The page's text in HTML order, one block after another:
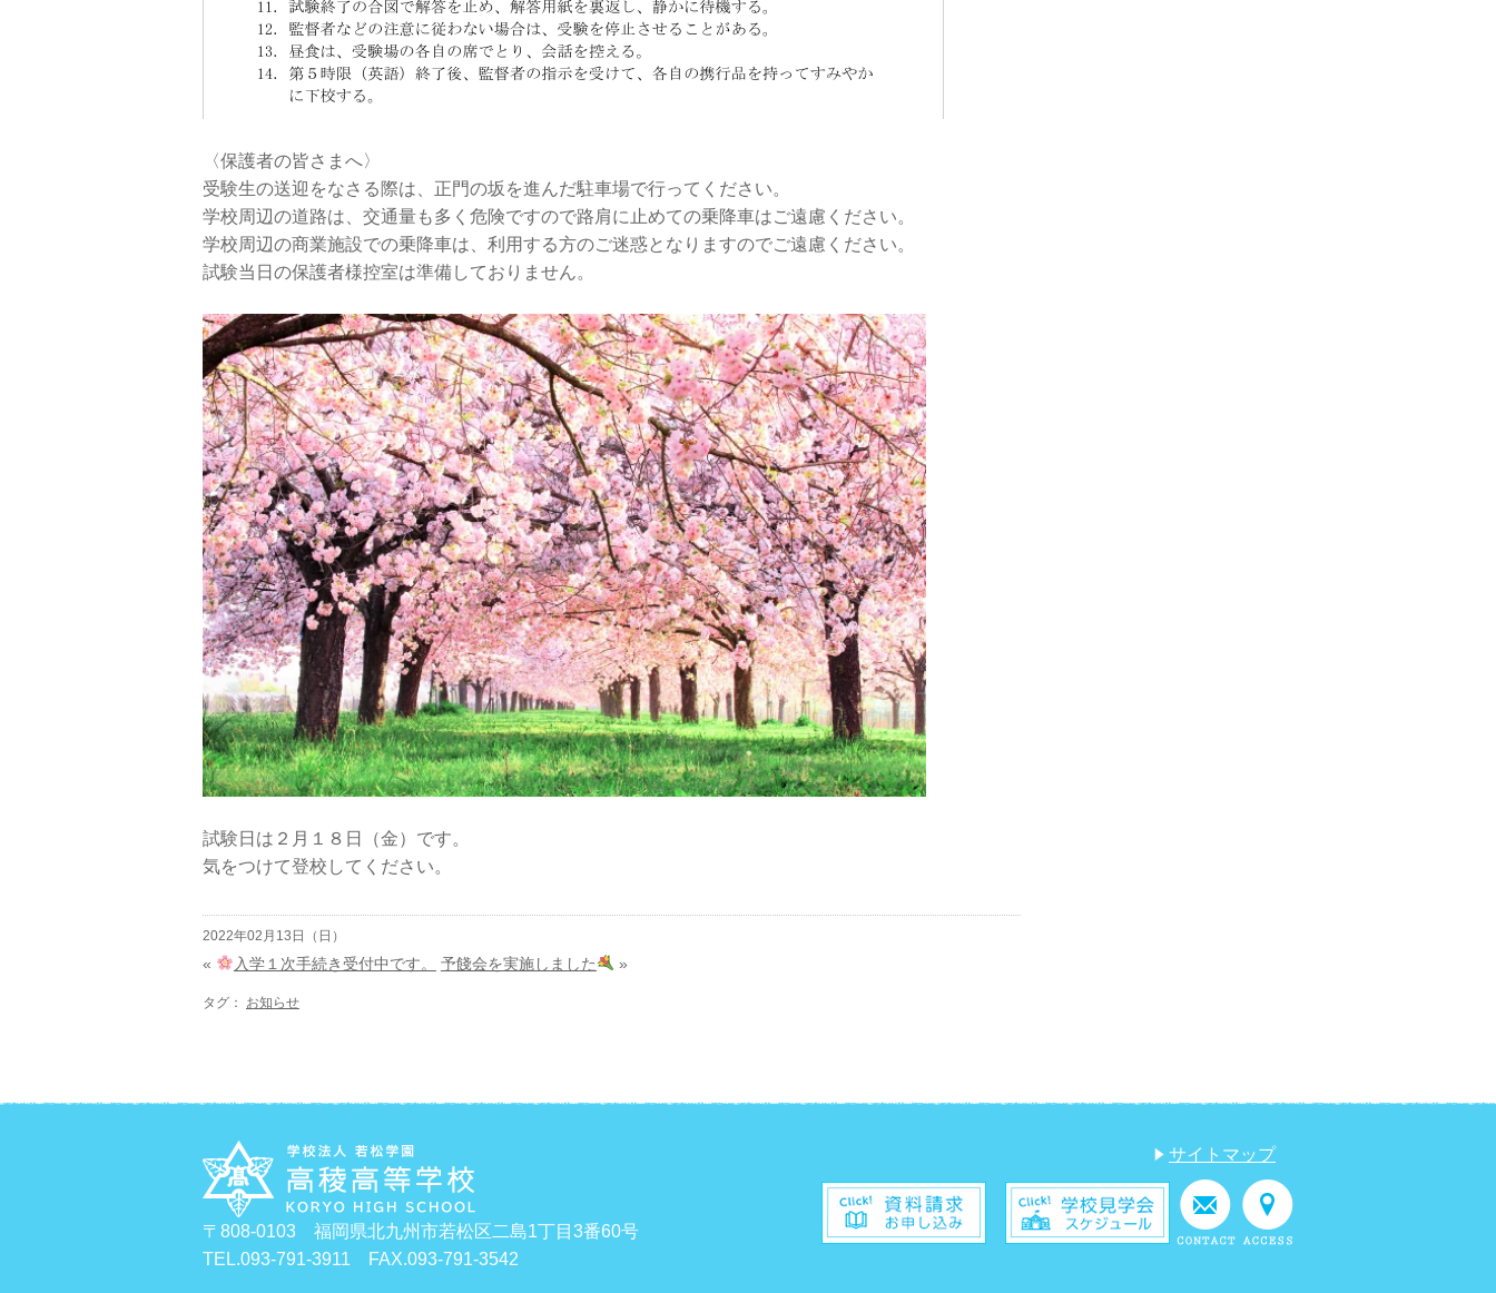
〈保護者の皆さまへ〉
受験生の送迎をなさる際は、正門の坂を進んだ駐車場で行ってください。
学校周辺の道路は、交通量も多く危険ですので路肩に止めての乗降車はご遠慮ください。
学校周辺の商業施設での乗降車は、利用する方のご迷惑となりますのでご遠慮ください。
試験当日の保護者様控室は準備しておりません。
試験日は２月１８日（金）です。
気をつけて登校してください。
2022年02月13日（日）
« 入学１次手続き受付中です。 予餞会を実施しました »
タグ： お知らせ
〒808-0103 福岡県北九州市若松区二島1丁目3番60号
TEL.093-791-3911 FAX.093-791-3542
サイトマップ